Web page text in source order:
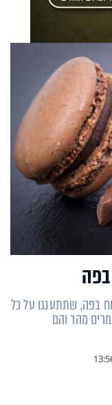
בפה
בפה, שתתענגו על כל
מהר והם